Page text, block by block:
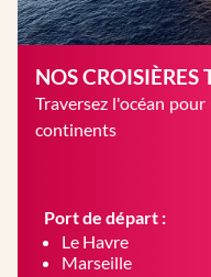
NOS
Traversez l'océan
continents
Port de départ :
Le Havre
Marseille